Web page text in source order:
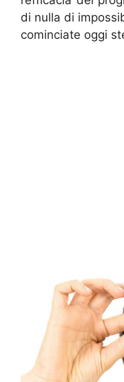
di nulla di
cominciate oggi